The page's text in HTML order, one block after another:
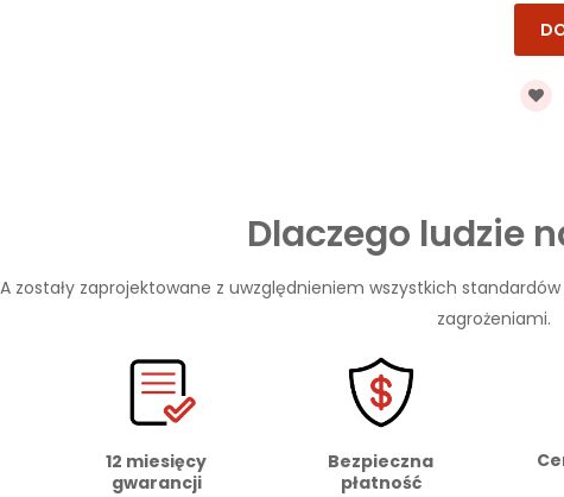
Dlaczego ludzie
zostały zaprojektowane z uwzględnieniem wszystkich
zagrożeniami.
12 miesięcy
gwarancji
Bezpieczna
płatność